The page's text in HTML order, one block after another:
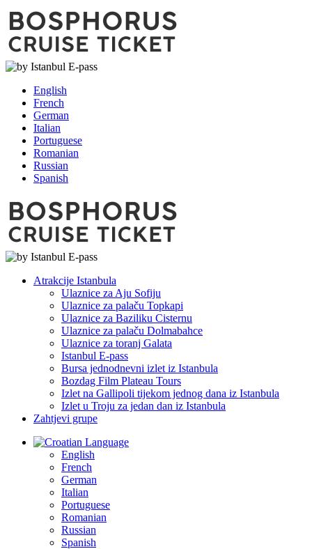
English
French
German
Italian
Portuguese
Romanian
Russian
Spanish
Atrakcije Istanbula
Ulaznice za Aju Sofiju
Ulaznice za palaču Topkapi
Ulaznice za Baziliku Cisternu
Ulaznice za palaču Dolmabahce
Ulaznice za toranj Galata
Istanbul E-pass
Bursa jednodnevni izlet iz Istanbula
Bozdag Film Plateau Tours
Izlet na Gallipoli tijekom jednog dana iz Istanbula
Izlet u Troju za jedan dan iz Istanbula
Zahtjevi grupe
Language
English
French
German
Italian
Portuguese
Romanian
Russian
Spanish